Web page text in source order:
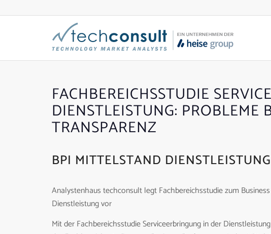
FACHBEREICHSSTUDIE
DIENSTLEISTUNG: PROBLEME
TRANSPARENZ
BPI MITTELSTAND
Analystenhaus techconsult legt Fachbereichsstudie zum
Dienstleistung vor
Mit der Fachbereichsstudie Serviceerbringung in der